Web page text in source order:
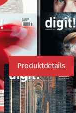
Produktdetails